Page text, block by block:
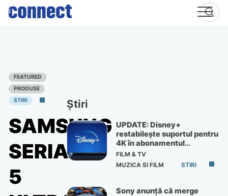
Skip
FEATURED
PRODUSE
STIRI
SAMSUNG
SERIA
5
Știri
UPDATE: Disney+
restabilește suportul pentru
4K în abonamentul
Premium
FILM & TV
MUZICA SI FILM
STIRI
Sony anunță că merge